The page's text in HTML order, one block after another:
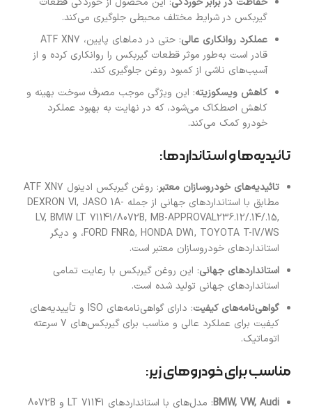
گیربکس در شرایط مختلف محیطی جلوگیری می‌کند.
عملکرد روانکاری عالی
: حتی در دماهای پایین، ATF XN7
قادر است به‌طور موثر قطعات گیربکس را روانکاری کرده و از
آسیب‌های ناشی از کمبود روغن جلوگیری کند.
کاهش ویسکوزیته: این ویژگی موجب مصرف سوخت بهینه و
کاهش اصطکاک می‌شود، که در نهایت به بهبود عملکرد
خودرو کمک می‌کند.
تائیدیه‌ها و استانداردها:
تائیدیه‌های خودروسازان معتبر
: روغن گیربکس ادینول ATF XN7
مطابق با استانداردهای جهانی از جمله DEXRON VI, JASO 1A-
LV, BMW LT 71141/8072B, MB-APPROVAL236.12/.14/.15,
FORD FNR5, HONDA DW1, TOYOTA T-IV/WS، و دیگر
استانداردهای خودروسازان معتبر است.
استانداردهای جهانی: این روغن گیربکس با رعایت تمامی
استانداردهای جهانی تولید شده است.
گواهی‌نامه‌های کیفیت
: دارای گواهی‌نامه‌های ISO و تأییدیه‌های
کیفیت برای عملکرد عالی و مناسب برای گیربکس‌های 7 سرعته
اتوماتیک.
مناسب برای خودروهای زیر:
BMW, VW, Audi: مدل‌های با استانداردهای LT 71141 و 8072B